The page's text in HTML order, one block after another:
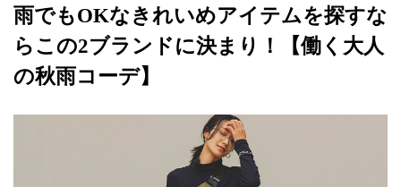
雨でもOKなきれいめアイテムを探すな
らこの2ブランドに決まり！【働く大人
の秋雨コーデ】